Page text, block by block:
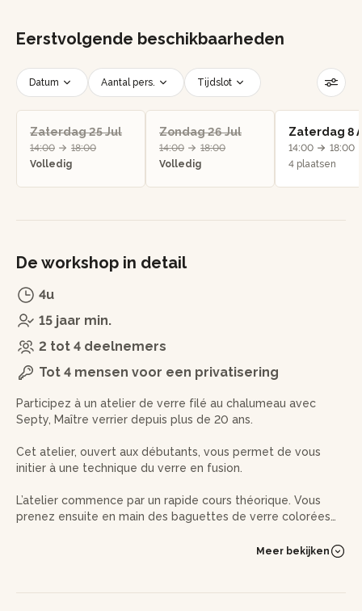
Eerstvolgende beschikbaarheden
Datum Aantal pers. Tijdslot
Filters resetten
Zaterdag 25 Jul
14:00
18:00
Volledig
Zondag 26 Jul
14:00
18:00
Volledig
Zaterdag 8
14:00
18:00
4 plaatsen
De workshop in detail
4u
15 jaar min.
2 tot 4 deelnemers
Tot 4 mensen voor een privatisering
Participez à un atelier de verre filé au chalumeau avec
Septy, Maître verrier depuis plus de 20 ans.
Cet atelier, ouvert aux débutants, vous permet de vous
initier à une technique du verre en fusion.
L’atelier commence par un rapide cours théorique. Vous
prenez ensuite en main des baguettes de verre colorées
l’effet de la chaleur.
Meer bekijken